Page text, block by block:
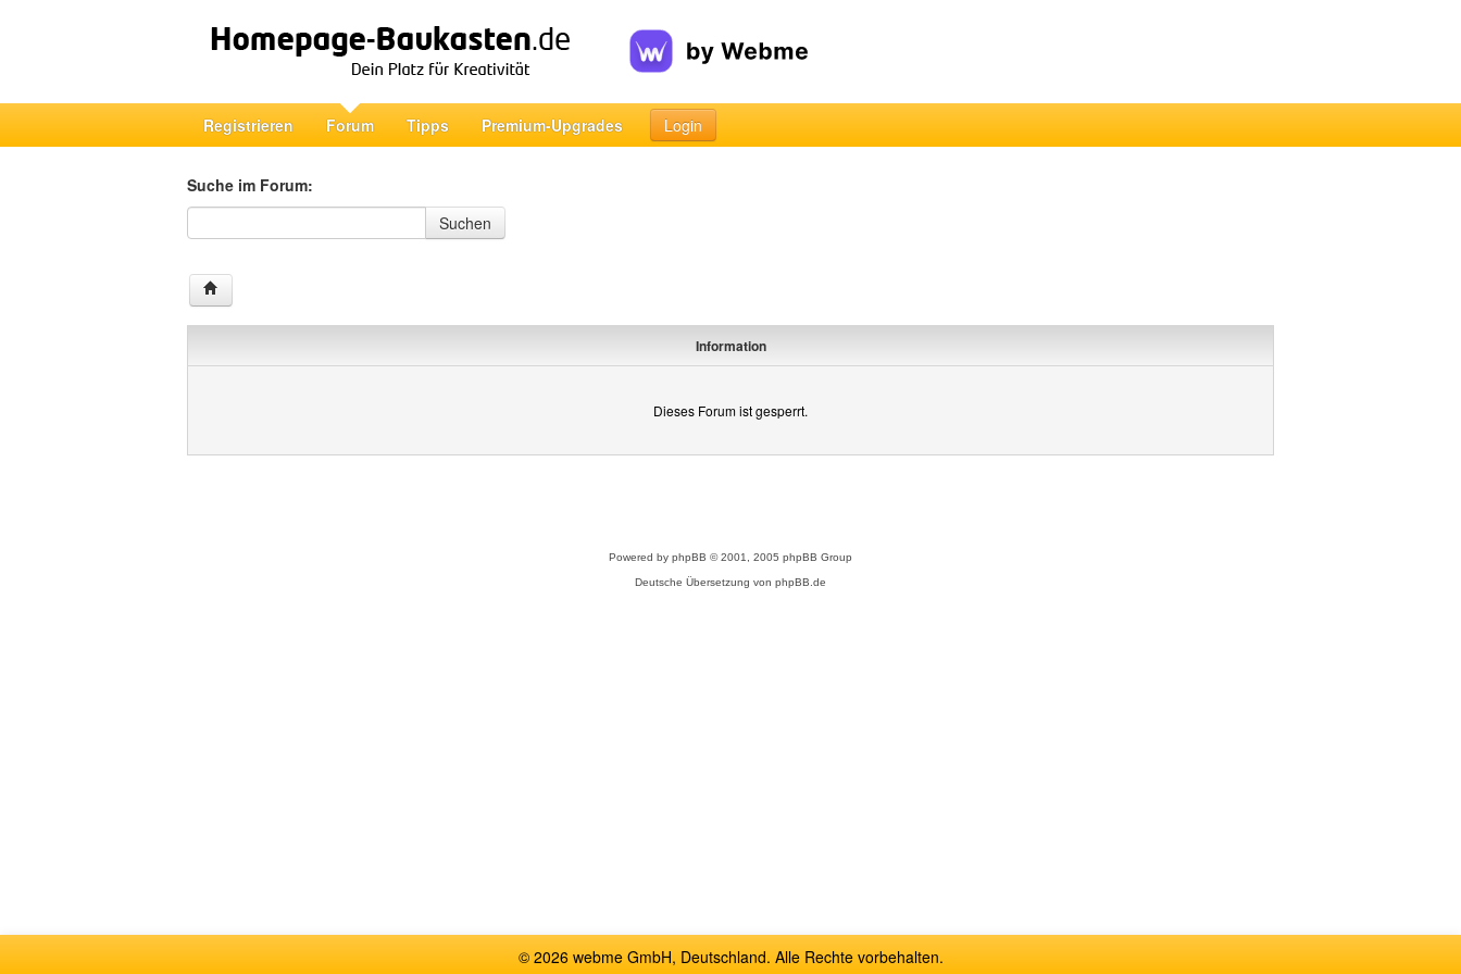
Registrieren Forum Tipps Premium-Upgrades Login
Suche im Forum:
Suche im Forum
Suchen
Information
Dieses Forum ist gesperrt.
Powered by phpBB © 2001, 2005 phpBB Group
Deutsche Übersetzung von phpBB.de
© 2026 webme GmbH, Deutschland. Alle Rechte vorbehalten.